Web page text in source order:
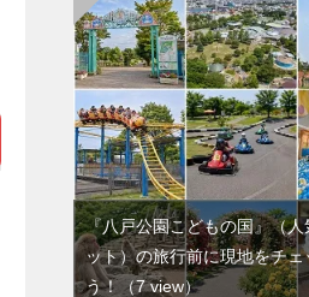
『八戸公園こどもの国』（人
ット）の旅行前に現地をチ
う！ （7 view）